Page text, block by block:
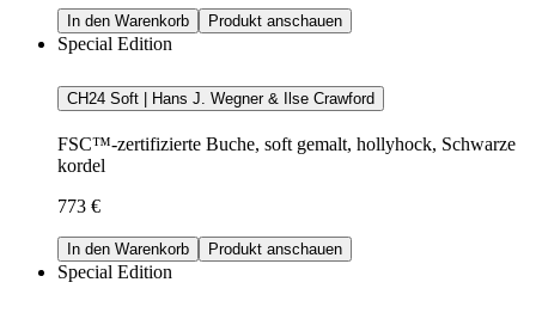
In den Warenkorb Produkt anschauen
Special Edition
CH24 Soft | Hans J. Wegner & Ilse Crawford
FSC™-zertifizierte Buche, soft gemalt, hollyhock, Schwarze
kordel
773 €
In den Warenkorb Produkt anschauen
Special Edition